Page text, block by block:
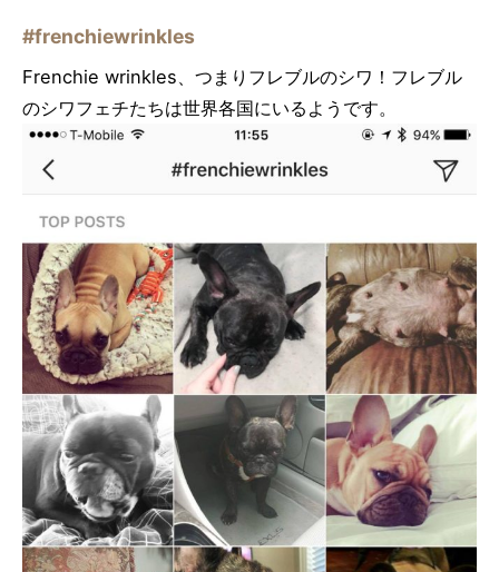
#frenchiewrinkles
Frenchie wrinkles、つまりフレブルのシワ！フレブル
のシワフェチたちは世界各国にいるようです。